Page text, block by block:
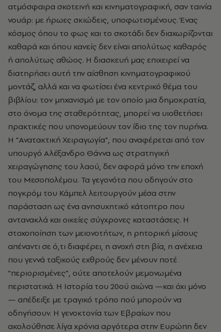
ατμόσφαιρα σκοτεινή και κινηματογραφική, σαν ταινία
νουάρ: με ήρωες σκιώδεις, υποφωτισμένους. Ένας
κόσμος όπου το φως και το σκοτάδι δεν διαχωρίζονται
καθαρά και όπου κανείς δεν είναι απολύτως καθαρός
ή απολύτως αθώος. Η διασκευή μας επιχειρεί να
διατηρήσει αυτή την αίσθηση κινηματογραφικού
μοντάζ, αλλά και να φωτίσει ένα κεντρικό θέμα του
βιβλίου: τον μηχανισμό με τον οποίο μια δημοκρατία,
στο όνομα της σταθερότητας, μπορεί να υιοθετήσει
πρακτικές που υπονομεύουν τον ίδιο της τον πυρήνα.
Η “Ανατακτική Χειραγωγία”, που αναφέρεται από τον
υπουργό Αλέξανδρο Θάννα ως στρατηγική
χειραγώγησης του λαού, δεν αφορά μόνο την εποχή
του Μεσοπολέμου. Τα γεγονότα που οδηγούν στο
πογκρόμ του Κάμπελ λειτουργούν μέσα στην
παράσταση ως ένα ανησυχητικό κάτοπτρο που
αντανακλά και οικείες σύγχρονες καταστάσεις. Η
στοχοποίηση των μειονοτήτων, η ρητορική μίσους
απέναντι σε ό,τι διαφέρει, η ανοχή στη βία, η ανέχεια
που γεννά ταξικούς εχθρούς δεν μένουν ποτέ
“περιορισμένες”, ούτε αποτελούν μεμονωμένα
περιστατικά. Η Ιστορία του 20ού αιώνα —και όχι μόνο
— απέδειξε με τραγικό τρόπο πού μπορούν να
οδηγήσουν. Η γενοκτονία των Εβραίων που
ακολούθησε λίγα χρόνια αργότερα στην Ευρώπη δεν